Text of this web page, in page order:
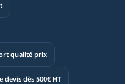
qualité prix
devis dès 500€ HT